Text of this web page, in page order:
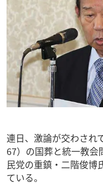
連日、激論が交わされ
67）の国葬と統一教会
民党の重鎮・二階俊博
ている。